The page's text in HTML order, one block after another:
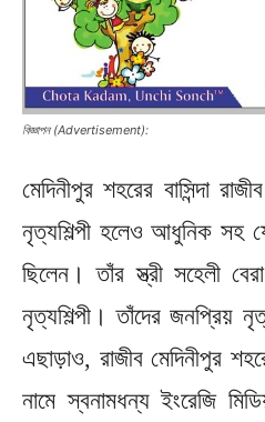
বিজ্ঞাপন (Advertisement):
মেদিনীপুর শহরের বাসিন্দা
নৃত্যশিল্পী হলেও আধুনিক
ছিলেন। তাঁর স্ত্রী সহেলী
নৃত্যশিল্পী। তাঁদের জনপ্রিয়
এছাড়াও, রাজীব মেদিনীপুর
নামে স্বনামধন্য ইংরেজি